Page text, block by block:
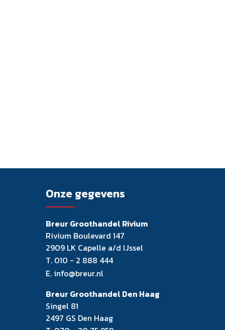
Onze gegevens
Breur Groothandel Rivium
Rivium Boulevard 147
2909 LK Capelle a/d IJssel
T. 010 - 2 888 444
E. info@breur.nl
Breur Groothandel Den Haag
Singel 81
2497 GS Den Haag